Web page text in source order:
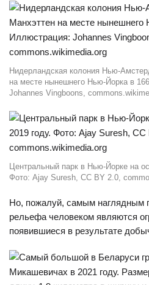
Нидерландская колония Нью-
на месте нынешнего Нью-Йорка в
Johannes Vingboons,
Центральный парк в Нью-Йорке на
Фото: Ajay Suresh, CC BY 2.0,
Но, пожалуй, самым наглядным
рельефа человеком являются
появившиеся в результате